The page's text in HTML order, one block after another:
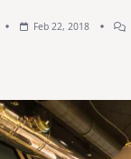
Feb 22, 2018